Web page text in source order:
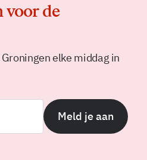
voor de
elke middag in
Meld je aan